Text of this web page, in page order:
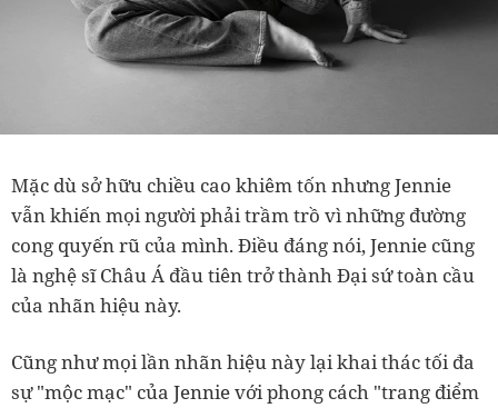
Mặc dù sở hữu chiều cao khiêm tốn nhưng Jennie
vẫn khiến mọi người phải trầm trồ vì những đường
cong quyến rũ của mình. Điều đáng nói, Jennie cũng
là nghệ sĩ Châu Á đầu tiên trở thành Đại sứ toàn cầu
của nhãn hiệu này.
Cũng như mọi lần nhãn hiệu này lại khai thác tối đa
sự "mộc mạc" của Jennie với phong cách "trang điểm